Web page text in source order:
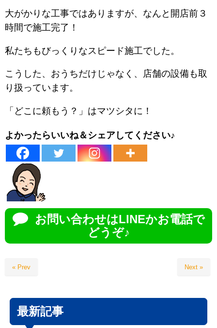
大がかりな工事ではありますが、なんと開店前３
時間で施工完了！
私たちもびっくりなスピード施工でした。
こうした、おうちだけじゃなく、店舗の設備も取
り扱っています。
「どこに頼もう？」はマツシタに！
よかったらいいね＆シェアしてください♪
お問い合わせはLINEかお電話で
どうぞ♪
« Prev Next »
最新記事